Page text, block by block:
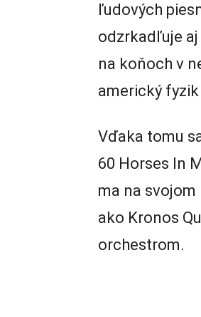
ľudových
odzrkadľuje
na koňoch v
americký
Vďaka tomu
60 Horses In
ma na
ako Kronos
orchestrom.